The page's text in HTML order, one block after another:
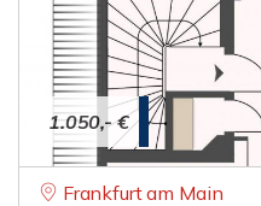
1.050,- €
Frankfurt am Main